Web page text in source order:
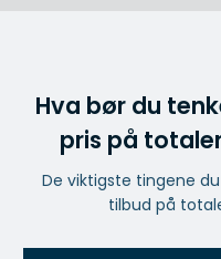
Hva bør du
pris på
De viktigste tingene
tilbud på